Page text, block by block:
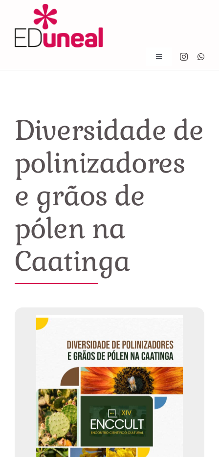
content
Toggle
Navigation
Diversidade de
polinizadores
e grãos de
pólen na
Caatinga